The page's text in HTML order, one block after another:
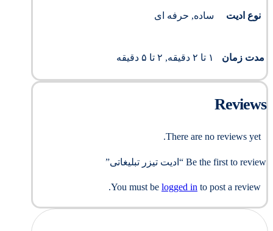
نوع ادیت ساده, حرفه ای
مدت زمان ۱ تا ۲ دقیقه, ۲ تا ۵ دقیقه
Reviews
There are no reviews yet.
Be the first to review “ادیت تیزر تبلیغاتی”
You must be logged in to post a review.